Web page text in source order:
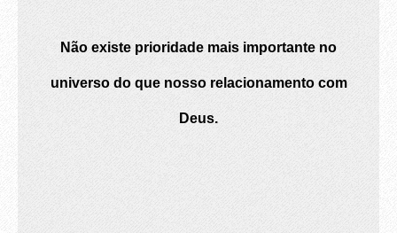
Não existe prioridade mais importante no
universo do que nosso relacionamento com
Deus.